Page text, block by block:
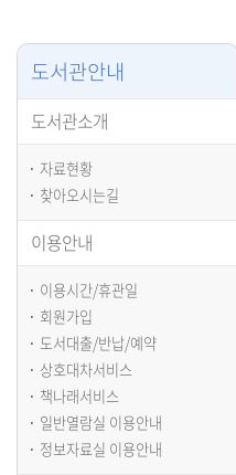
도서관안내
도서관소개
자료현황
찾아오시는길
이용안내
이용시간/휴관일
회원가입
도서대출/반납/예약
상호대차서비스
책나래서비스
일반열람실 이용안내
정보자료실 이용안내